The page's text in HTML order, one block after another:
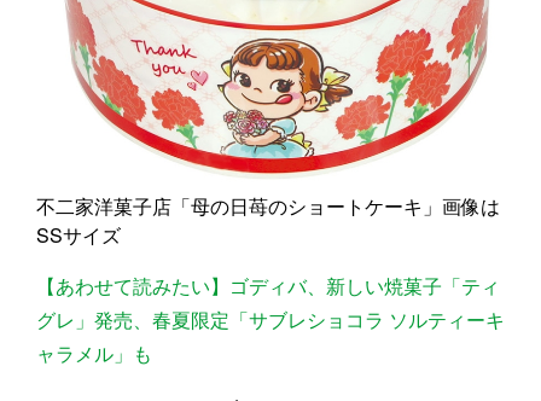
不二家洋菓子店「母の日苺のショートケーキ」画像は
SSサイズ
【あわせて読みたい】ゴディバ、新しい焼菓子「ティ
グレ」発売、春夏限定「サブレショコラ ソルティーキ
ャラメル」も